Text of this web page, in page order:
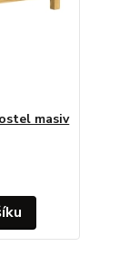
masiv